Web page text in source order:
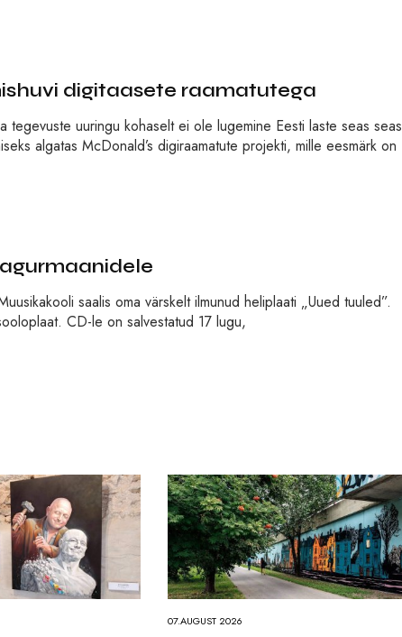
digitaasete raamatutega
tegevuste uuringu kohaselt ei ole lugemine Eesti laste seas seas
algatas McDonald’s digiraamatute projekti, mille eesmärk on
saalis oma värskelt ilmunud heliplaati „Uued tuuled”.
CD-le on salvestatud 17 lugu,
07.AUGUST 2026